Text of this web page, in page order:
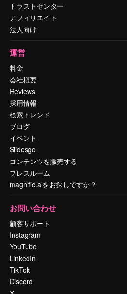
トラストセンター
アフィリエイト
法人向け
運営
料金
会社概要
Reviews
採用情報
検索トレンド
ブログ
イベント
Slidesgo
コンテンツを販売する
プレスルーム
magnific.aiをお探しですか？
お問い合わせ
顧客サポート
Instagram
YouTube
LinkedIn
TikTok
Discord